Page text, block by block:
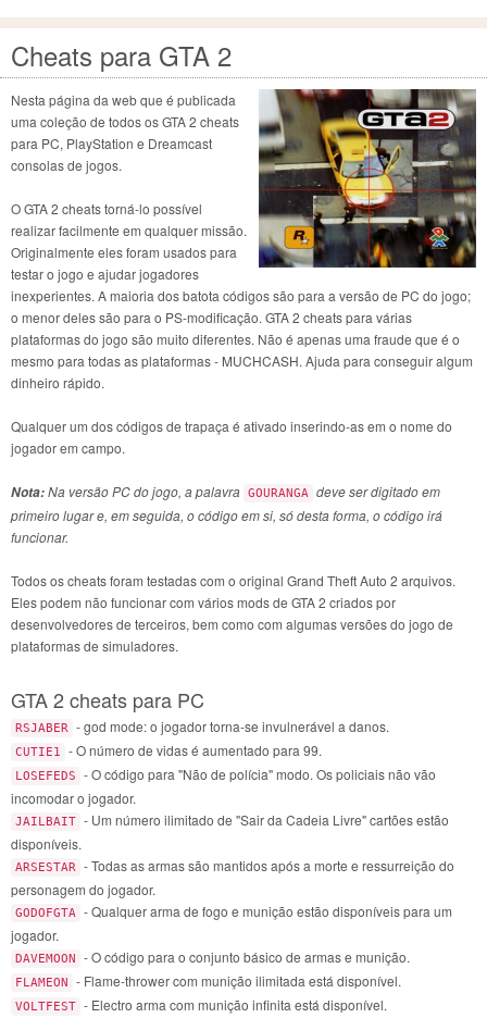
Cheats para GTA 2
Nesta página da web que é publicada
uma coleção de todos os GTA 2 cheats
para PC, PlayStation e Dreamcast
consolas de jogos.
O GTA 2 cheats torná-lo possível
realizar facilmente em qualquer missão.
Originalmente eles foram usados para
testar o jogo e ajudar jogadores
inexperientes. A maioria dos batota códigos são para a versão de PC do jogo;
o menor deles são para o PS-modificação. GTA 2 cheats para várias
plataformas do jogo são muito diferentes. Não é apenas uma fraude que é o
mesmo para todas as plataformas - MUCHCASH. Ajuda para conseguir algum
dinheiro rápido.
Qualquer um dos códigos de trapaça é ativado inserindo-as em o nome do
jogador em campo.
Nota:Na versão PC do jogo, a palavra GOURANGA deve ser digitado em
primeiro lugar e, em seguida, o código em si, só desta forma, o código irá
funcionar.
Todos os cheats foram testadas com o original Grand Theft Auto 2 arquivos.
Eles podem não funcionar com vários mods de GTA 2 criados por
desenvolvedores de terceiros, bem como com algumas versões do jogo de
plataformas de simuladores.
GTA 2 cheats para PC
RSJABER - god mode: o jogador torna-se invulnerável a danos.
CUTIE1 - O número de vidas é aumentado para 99.
LOSEFEDS
- O código para "Não de polícia" modo. Os policiais não vão
incomodar o jogador.
JAILBAIT - Um número ilimitado de "Sair da Cadeia Livre" cartões estão
disponíveis.
ARSESTAR - Todas as armas são mantidos após a morte e ressurreição do
personagem do jogador.
GODOFGTA - Qualquer arma de fogo e munição estão disponíveis para um
jogador.
DAVEMOON - O código para o conjunto básico de armas e munição.
FLAMEON - Flame-thrower com munição ilimitada está disponível.
VOLTFEST - Electro arma com munição infinita está disponível.